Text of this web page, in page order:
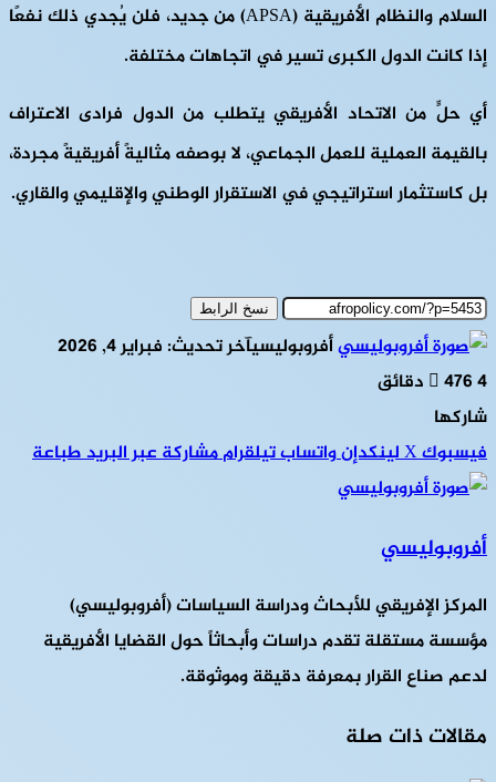
السلام والنظام الأفريقية (APSA) من جديد، فلن يُجدي ذلك نفعًا
إذا كانت الدول الكبرى تسير في اتجاهات مختلفة.
أي حلٍّ من الاتحاد الأفريقي يتطلب من الدول فرادى الاعتراف
بالقيمة العملية للعمل الجماعي، لا بوصفه مثاليةً أفريقيةً مجردة،
بل كاستثمار استراتيجي في الاستقرار الوطني والإقليمي والقاري.
نسخ الرابط
أفروبوليسيآخر تحديث: فبراير 4, 2026
4764 دقائق
شاركها
فيسبوك‫Xلينكدإنواتسابتيلقراممشاركة عبر البريدطباعة
أفروبوليسي
المركز الإفريقي للأبحاث ودراسة السياسات (أفروبوليسي)
مؤسسة مستقلة تقدم دراسات وأبحاثاً حول القضايا الأفريقية
لدعم صناع القرار بمعرفة دقيقة وموثوقة.
مقالات ذات صلة